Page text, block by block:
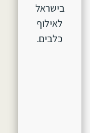
בישראל
לאילוף
כלבים.